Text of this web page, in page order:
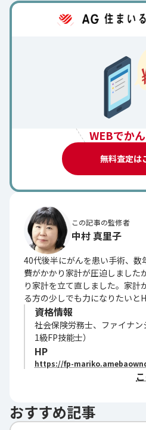
WEBでか
無料査定は
この記事の監修者
中村 真里子
40代後半にがんを患い手術、
費がかかり家計が圧迫しました
り家計を立て直しました。家計
る方の少しでも力になりたいと
資格情報
社会保険労務士、ファイナン
1級FP技能士）
HP
https://fp-
おすすめ記事